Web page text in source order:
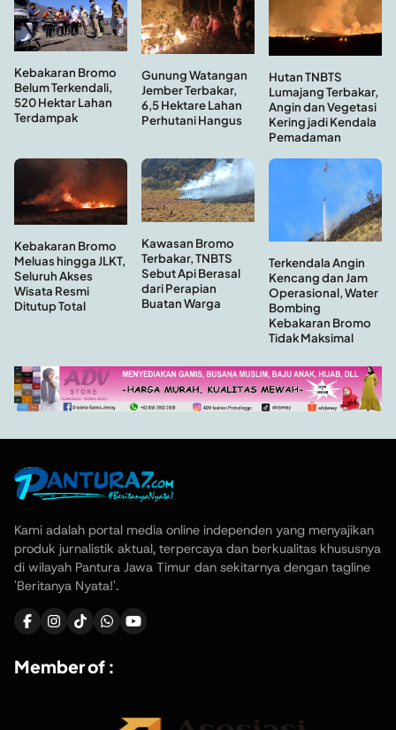
Kebakaran Bromo
Belum Terkendali,
520 Hektar Lahan
Terdampak
Gunung Watangan
Jember Terbakar,
6,5 Hektare Lahan
Perhutani Hangus
Hutan TNBTS
Lumajang Terbakar,
Angin dan Vegetasi
Kering jadi Kendala
Pemadaman
Kebakaran Bromo
Meluas hingga JLKT,
Seluruh Akses
Wisata Resmi
Ditutup Total
Kawasan Bromo
Terbakar, TNBTS
Sebut Api Berasal
dari Perapian
Buatan Warga
Terkendala Angin
Kencang dan Jam
Operasional, Water
Bombing
Kebakaran Bromo
Tidak Maksimal
Kami adalah portal media online independen yang menyajikan
produk jurnalistik aktual, terpercaya dan berkualitas khususnya
di wilayah Pantura Jawa Timur dan sekitarnya dengan tagline
'Beritanya Nyata!'.
Member of :